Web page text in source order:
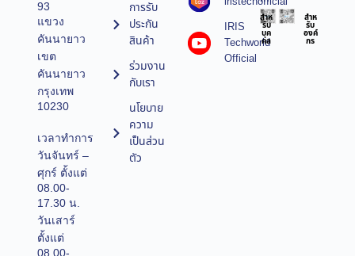
93
แขวง
คันนายาว
เขต
คันนายาว
กรุงเทพ
10230
เวลาทำการ
วันจันทร์ –
ศุกร์ ตั้งแต่
08.00-
17.30 น.
วันเสาร์
ตั้งแต่
08.00-
การรับ
ประกัน
สินค้า
ร่วมงาน
กับเรา
นโยบาย
ความ
เป็นส่วน
ตัว
IRIS
Techworld
Official
สำห
รับ
บุค
คล
สำห
รับ
องค์
กร